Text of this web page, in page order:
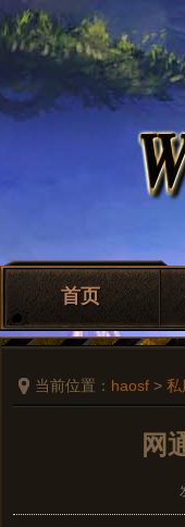
首页
当前位置： haosf > 私
网